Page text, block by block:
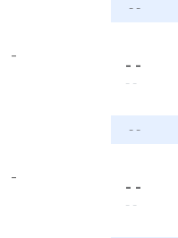
- -
-
- -
- -
- -
-
- -
- -